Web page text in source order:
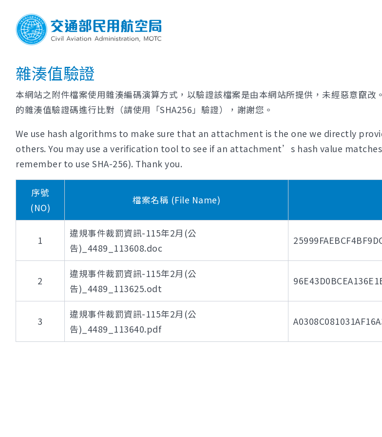
雜湊值驗證
本網站之附件檔案使用雜湊編碼演算方式，以驗證該檔案是由本網站所提供，未經惡意竄
的雜湊值驗證碼進行比對（請使用「SHA256」驗證），謝謝您。
We use hash algorithms to make sure that an attachment is the one we directly
others. You may use a verification tool to see if an attachment’s hash value
remember to use SHA-256). Thank you.
序號
(NO)
檔案名稱 (File Name)
1
違規事件裁罰資訊-115年2月(公
告)_4489_113608.doc
2
違規事件裁罰資訊-115年2月(公
告)_4489_113625.odt
3
違規事件裁罰資訊-115年2月(公
告)_4489_113640.pdf